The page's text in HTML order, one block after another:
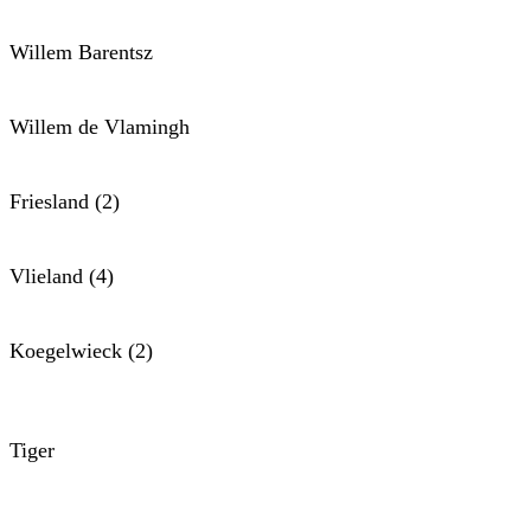
Willem Barentsz
Willem de Vlamingh
Friesland (2)
Vlieland (4)
Koegelwieck (2)
Tiger